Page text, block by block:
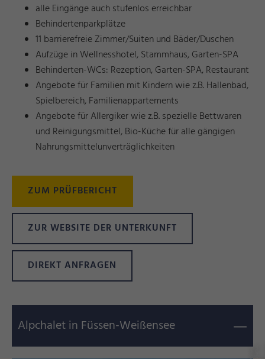
alle Eingänge auch stufenlos erreichbar
Behindertenparkplätze
11 barrierefreie Zimmer/Suiten und Bäder/Duschen
Aufzüge in Wellnesshotel, Stammhaus, Garten-SPA
Behinderten-WCs: Rezeption, Garten-SPA, Restaurant
Angebote für Familien mit Kindern wie z.B. Hallenbad,
Spielbereich, Familienappartements
Angebote für Allergiker wie z.B. spezielle Bettwaren
und Reinigungsmittel, Bio-Küche für alle gängigen
Nahrungsmittelunverträglichkeiten
ZUM PRÜFBERICHT
ZUR WEBSITE DER UNTERKUNFT
DIREKT ANFRAGEN
Alpchalet in Füssen-Weißensee